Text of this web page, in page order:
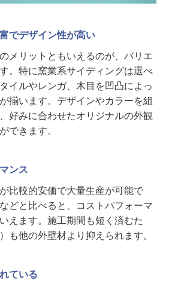
でデザイン性が高い
メリットともいえるのが、バリエ
。特に窯業系サイディングは選べ
イルやレンガ、木目を凹凸によっ
揃います。デザインやカラーを組
好みに合わせたオリジナルの外観
できます。
ンス
比較的安価で大量生産が可能で
どと比べると、コストパフォーマ
えます。施工期間も短く済むた
も他の外壁材より抑えられます。
ている